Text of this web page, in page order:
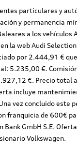
particulares y
y permanencia
a los vehículos
la web Audi Selection
por 2.444,91 €
5.235,00 €.
€. Precio total
incluye
vez concluido este
franquicia de 600€
Bank GmbH S.E.
Volkswagen.